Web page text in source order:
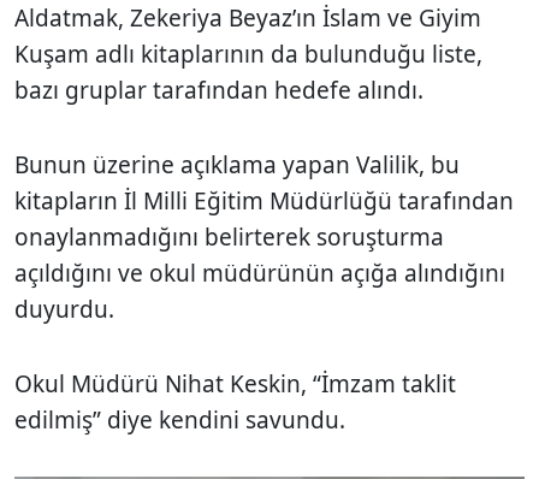
Aldatmak, Zekeriya Beyaz’ın İslam ve Giyim
Kuşam adlı kitaplarının da bulunduğu liste,
bazı gruplar tarafından hedefe alındı.
Bunun üzerine açıklama yapan Valilik, bu
kitapların İl Milli Eğitim Müdürlüğü tarafından
onaylanmadığını belirterek soruşturma
açıldığını ve okul müdürünün açığa alındığını
duyurdu.
Okul Müdürü Nihat Keskin, “İmzam taklit
edilmiş” diye kendini savundu.